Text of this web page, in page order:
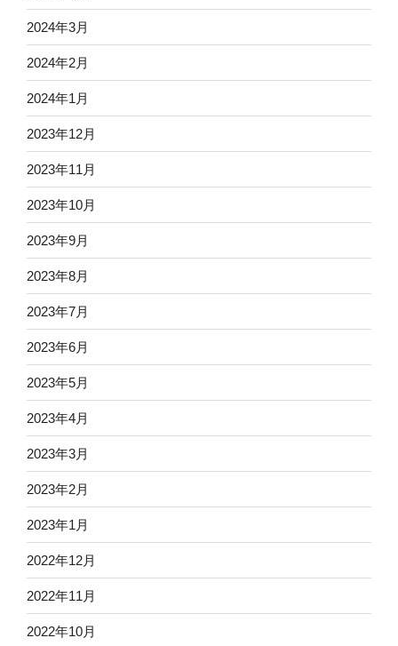
2024年3月
2024年2月
2024年1月
2023年12月
2023年11月
2023年10月
2023年9月
2023年8月
2023年7月
2023年6月
2023年5月
2023年4月
2023年3月
2023年2月
2023年1月
2022年12月
2022年11月
2022年10月